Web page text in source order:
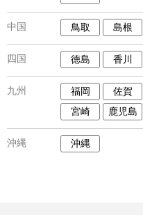
中国 鳥取 島根
四国 徳島 香川
九州 福岡 佐賀
宮崎
鹿児島
沖縄 沖縄